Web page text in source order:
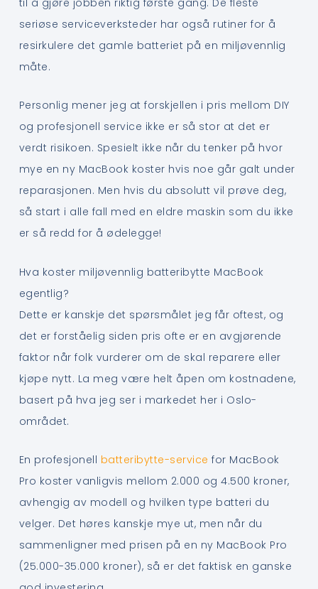
seriøse serviceverksteder har også rutiner for å
resirkulere det gamle batteriet på en miljøvennlig
måte.
Personlig mener jeg at forskjellen i pris mellom DIY
og profesjonell service ikke er så stor at det er
verdt risikoen. Spesielt ikke når du tenker på hvor
mye en ny MacBook koster hvis noe går galt under
reparasjonen. Men hvis du absolutt vil prøve deg,
så start i alle fall med en eldre maskin som du ikke
er så redd for å ødelegge!
Hva koster miljøvennlig batteribytte MacBook
egentlig?
Dette er kanskje det spørsmålet jeg får oftest, og
det er forståelig siden pris ofte er en avgjørende
faktor når folk vurderer om de skal reparere eller
kjøpe nytt. La meg være helt åpen om kostnadene,
basert på hva jeg ser i markedet her i Oslo-
området.
En profesjonell batteribytte-service for MacBook
Pro koster vanligvis mellom 2.000 og 4.500 kroner,
avhengig av modell og hvilken type batteri du
velger. Det høres kanskje mye ut, men når du
sammenligner med prisen på en ny MacBook Pro
(25.000-35.000 kroner), så er det faktisk en ganske